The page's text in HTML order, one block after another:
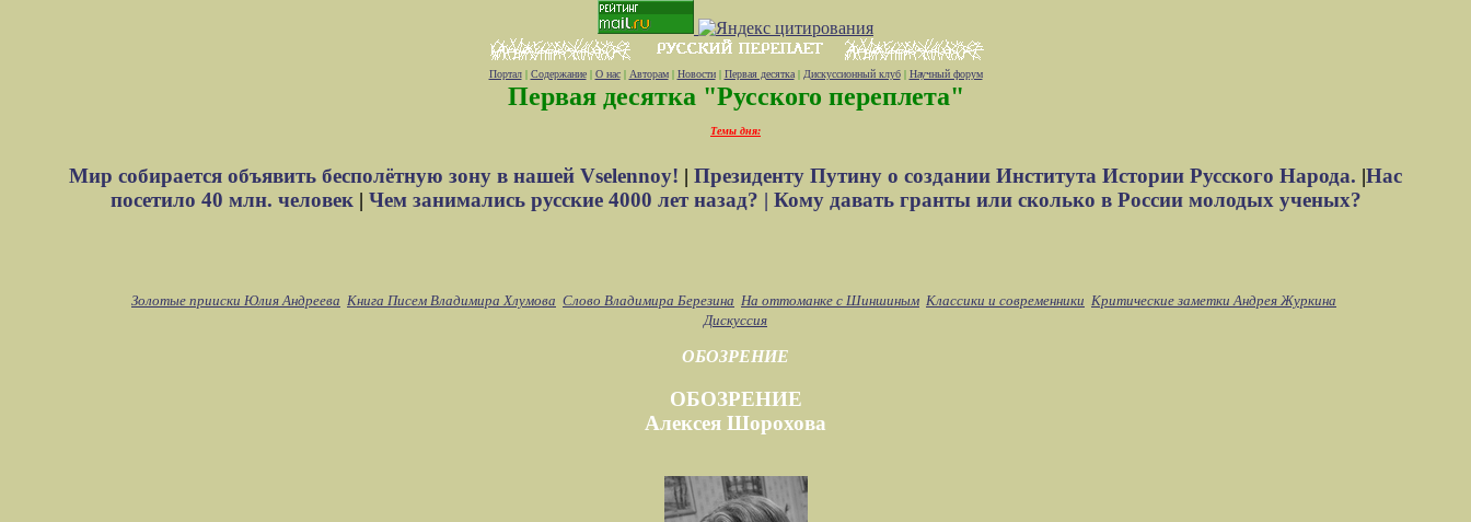
Портал| Содержание| О нас| Авторам| Новости| Первая десятка| Дискуссионный клуб| Научный форум
Первая десятка "Русского переплета"
Темы дня:
Мир собирается объявить бесполётную зону в нашей Vselennoy! | Президенту Путину о создании Института Истории Русского Народа. |Нас
посетило 40 млн. человек| Чем занимались русские 4000 лет назад? | Кому давать гранты или сколько в России молодых ученых?
Золотые прииски Юлия Андреева Книга Писем Владимира Хлумова Слово Владимира Березина На оттоманке с Шиншиным Классики и современники Критические заметки Андрея Журкина
Дискуссия
ОБОЗРЕНИЕ
ОБОЗРЕНИЕ
Алексея Шорохова